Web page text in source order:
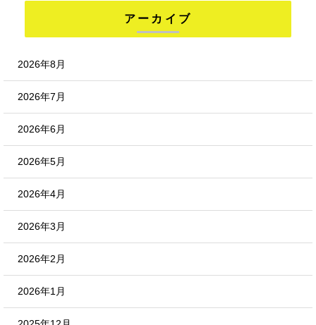
アーカイブ
2026年8月
2026年7月
2026年6月
2026年5月
2026年4月
2026年3月
2026年2月
2026年1月